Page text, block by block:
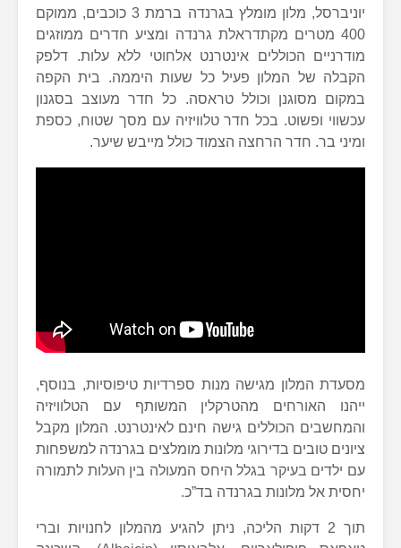
יוניברסל, מלון מומלץ בגרנדה ברמת 3 כוכבים, ממוקם
400 מטרים מקתדראלת גרנדה ומציע חדרים ממוזגים
מודרניים הכוללים אינטרנט אלחוטי ללא עלות. דלפק
הקבלה של המלון פעיל כל שעות היממה. בית הקפה
במקום מסוגנן וכולל טראסה. כל חדר מעוצב בסגנון
עכשווי ופשוט. בכל חדר טלוויזיה עם מסך שטוח, כספת
ומיני בר. חדר הרחצה הצמוד כולל מייבש שיער.
מסעדת המלון מגישה מנות ספרדיות טיפוסיות, בנוסף,
ייהנו האורחים מהטרקלין המשותף עם הטלוויזיה
והמחשבים הכוללים גישה חינם לאינטרנט. המלון מקבל
ציונים טובים בדירוגי מלונות מומלצים בגרנדה למשפחות
עם ילדים בעיקר בגלל היחס המעולה בין העלות לתמורה
יחסית אל מלונות בגרנדה בד”כ.
תוך 2 דקות הליכה, ניתן להגיע מהמלון לחנויות וברי